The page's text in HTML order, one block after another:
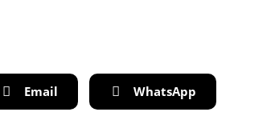
Email WhatsApp